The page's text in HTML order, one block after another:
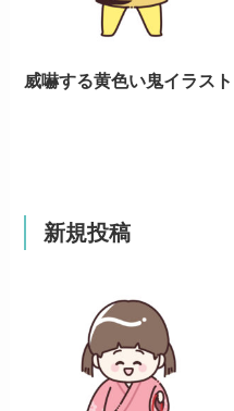
威嚇する黄色い鬼イラスト
新規投稿